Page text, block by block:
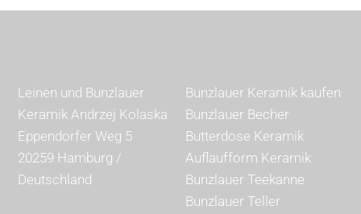
Leinen und Bunzlauer
Keramik Andrzej Kolaska
Eppendorfer Weg 5
20259 Hamburg /
Deutschland
Bunzlauer Keramik kaufen
Bunzlauer Becher
Butterdose Keramik
Auflaufform Keramik
Bunzlauer Teekanne
Bunzlauer Teller